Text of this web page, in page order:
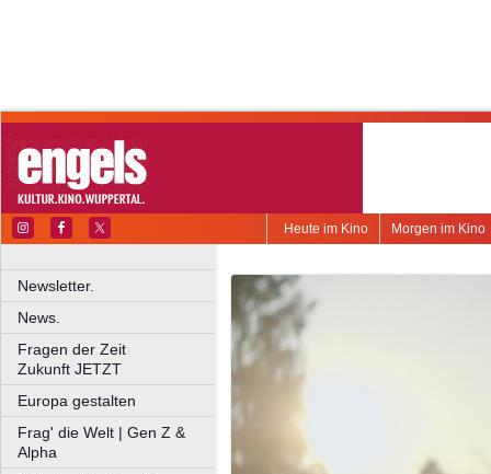
Morgen im Kino
Heute im Kino
Newsletter.
News.
Fragen der Zeit
Zukunft JETZT
Europa gestalten
Frag' die Welt | Gen Z &
Alpha